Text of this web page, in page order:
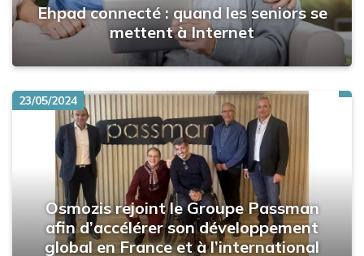
Ehpad connecté : quand les seniors se
mettent à Internet
Osmozis rejoint le Groupe Passman
afin d’accélérer son développement
global en France et à l’international
23/05/2024